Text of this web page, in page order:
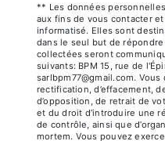
** Les données
aux fins de vous contacter
informatisé. Elles sont
dans le seul but de
collectées seront
suivants: BPM 15, rue de
sarlbpm77@gmail.com.
rectification, d’effacement,
d’opposition, de retrait de
et du droit d’introduire une
de contrôle, ainsi que
mortem. Vous pouvez